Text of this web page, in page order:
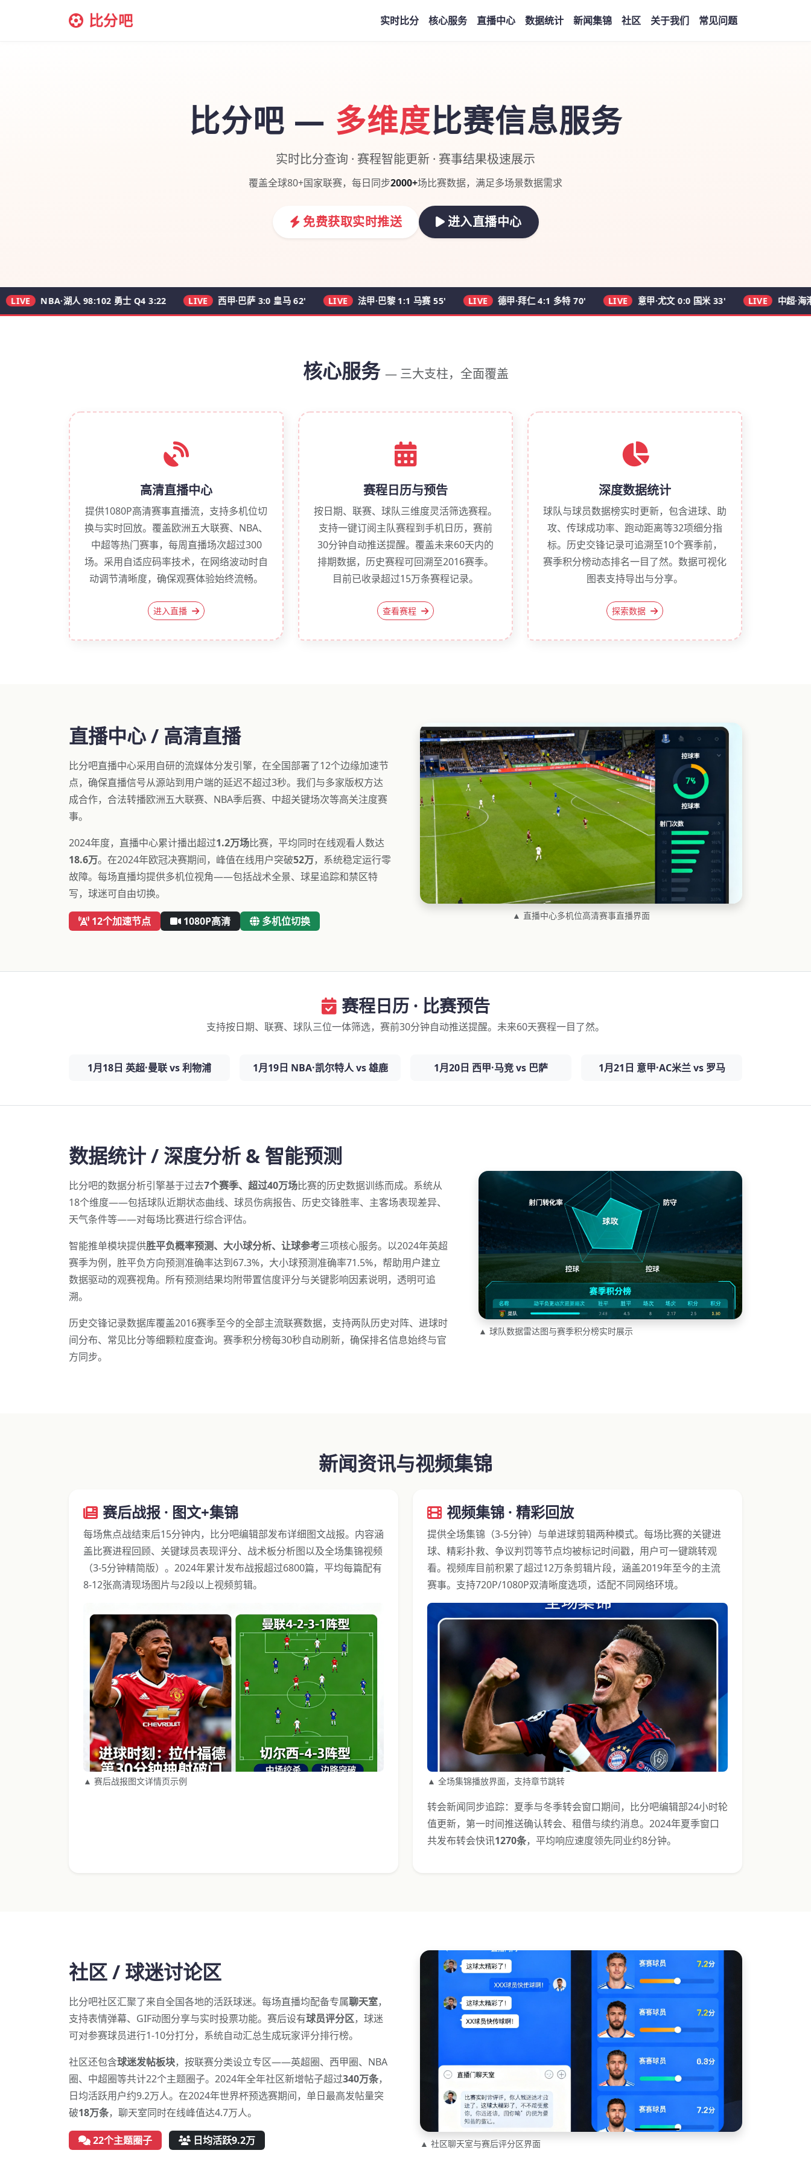
比分吧 实时比分 核心服务 直播中心 数据统计 新闻集锦 社区 关于我们 常见问题
比分吧 — 多维度比赛信息服务
实时比分查询 · 赛程智能更新 · 赛事结果极速展示
覆盖全球80+国家联赛，每日同步2000+场比赛数据，满足多场景数据需求
免费获取实时推送 进入直播中心
NBA·湖人 98:102 勇士 Q4 3:22 LIVE 西甲·巴萨 3:0 皇马 62' LIVE 法甲·巴黎 1:1 马赛 55' LIVE 德甲·拜仁 4:1 多特 70' LIVE 意甲·尤文 0:0 国米 33' LIVE 中超·海港 2:0
核心服务 — 三大支柱，全面覆盖
高清直播中心
提供1080P高清赛事直播流，支持多机位切
换与实时回放。覆盖欧洲五大联赛、NBA、
中超等热门赛事，每周直播场次超过300
场。采用自适应码率技术，在网络波动时自
动调节清晰度，确保观赛体验始终流畅。
进入直播
赛程日历与预告
按日期、联赛、球队三维度灵活筛选赛程。
支持一键订阅主队赛程到手机日历，赛前
30分钟自动推送提醒。覆盖未来60天内的
排期数据，历史赛程可回溯至2016赛季。
目前已收录超过15万条赛程记录。
查看赛程
深度数据统计
球队与球员数据榜实时更新，包含进球、助
攻、传球成功率、跑动距离等32项细分指
标。历史交锋记录可追溯至10个赛季前，
赛季积分榜动态排名一目了然。数据可视化
图表支持导出与分享。
探索数据
直播中心 / 高清直播
比分吧直播中心采用自研的流媒体分发引擎，在全国部署了12个边缘加速节
点，确保直播信号从源站到用户端的延迟不超过3秒。我们与多家版权方达
成合作，合法转播欧洲五大联赛、NBA季后赛、中超关键场次等高关注度赛
事。
2024年度，直播中心累计播出超过1.2万场比赛，平均同时在线观看人数达
18.6万。在2024年欧冠决赛期间，峰值在线用户突破52万，系统稳定运行零
故障。每场直播均提供多机位视角——包括战术全景、球星追踪和禁区特
写，球迷可自由切换。
12个加速节点 1080P高清 多机位切换 ▲ 直播中心多机位高清赛事直播界面
赛程日历 · 比赛预告
支持按日期、联赛、球队三位一体筛选，赛前30分钟自动推送提醒。未来60天赛程一目了然。
1月18日 英超·曼联 vs 利物浦 1月19日 NBA·凯尔特人 vs 雄鹿 1月20日 西甲·马竞 vs 巴萨 1月21日 意甲·AC米兰 vs 罗马
▲ 球队数据雷达图与赛季积分榜实时展示
数据统计 / 深度分析 & 智能预测
比分吧的数据分析引擎基于过去7个赛季、超过40万场比赛的历史数据训练而成。系统从
18个维度——包括球队近期状态曲线、球员伤病报告、历史交锋胜率、主客场表现差异、
天气条件等——对每场比赛进行综合评估。
智能推单模块提供胜平负概率预测、大小球分析、让球参考三项核心服务。以2024年英超
赛季为例，胜平负方向预测准确率达到67.3%，大小球预测准确率71.5%，帮助用户建立
数据驱动的观赛视角。所有预测结果均附带置信度评分与关键影响因素说明，透明可追
溯。
历史交锋记录数据库覆盖2016赛季至今的全部主流联赛数据，支持两队历史对阵、进球时
间分布、常见比分等细颗粒度查询。赛季积分榜每30秒自动刷新，确保排名信息始终与官
方同步。
新闻资讯与视频集锦
赛后战报 · 图文+集锦
每场焦点战结束后15分钟内，比分吧编辑部发布详细图文战报。内容涵
盖比赛进程回顾、关键球员表现评分、战术板分析图以及全场集锦视频
（3-5分钟精简版）。2024年累计发布战报超过6800篇，平均每篇配有
8-12张高清现场图片与2段以上视频剪辑。
▲ 赛后战报图文详情页示例
视频集锦 · 精彩回放
提供全场集锦（3-5分钟）与单进球剪辑两种模式。每场比赛的关键进
球、精彩扑救、争议判罚等节点均被标记时间戳，用户可一键跳转观
看。视频库目前积累了超过12万条剪辑片段，涵盖2019年至今的主流
赛事。支持720P/1080P双清晰度选项，适配不同网络环境。
▲ 全场集锦播放界面，支持章节跳转
转会新闻同步追踪：夏季与冬季转会窗口期间，比分吧编辑部24小时轮
值更新，第一时间推送确认转会、租借与续约消息。2024年夏季窗口
共发布转会快讯1270条，平均响应速度领先同业约8分钟。
社区 / 球迷讨论区
比分吧社区汇聚了来自全国各地的活跃球迷。每场直播均配备专属聊天室，
支持表情弹幕、GIF动图分享与实时投票功能。赛后设有球员评分区，球迷
可对参赛球员进行1-10分打分，系统自动汇总生成玩家评分排行榜。
社区还包含球迷发帖板块，按联赛分类设立专区——英超圈、西甲圈、NBA
圈、中超圈等共计22个主题圈子。2024年全年社区新增帖子超过340万条，
日均活跃用户约9.2万人。在2024年世界杯预选赛期间，单日最高发帖量突
破18万条，聊天室同时在线峰值达4.7万人。
22个主题圈子 日均活跃9.2万 ▲ 社区聊天室与赛后评分区界面